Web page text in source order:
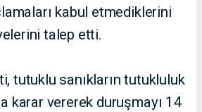
kabul etmediklerini
talep etti.
tutuklu sanıkların tutukluluk
karar vererek duruşmayı 14